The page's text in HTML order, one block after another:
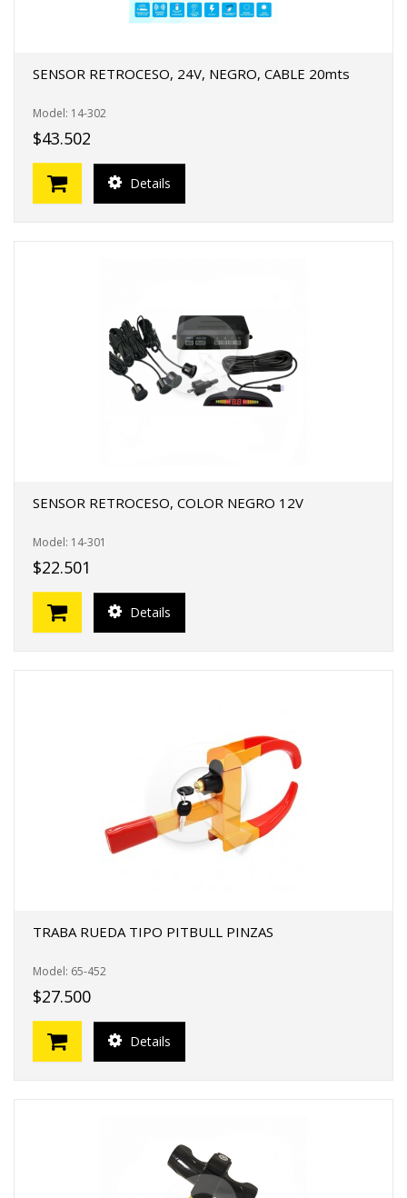
SENSOR RETROCESO, 24V, NEGRO, CABLE 20mts
Model: 14-302
$43.502
Details
SENSOR RETROCESO, COLOR NEGRO 12V
Model: 14-301
$22.501
Details
TRABA RUEDA TIPO PITBULL PINZAS
Model: 65-452
$27.500
Details